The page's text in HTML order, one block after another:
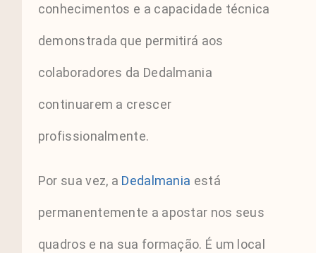
conhecimentos e a capacidade técnica
demonstrada que permitirá aos
colaboradores da Dedalmania
continuarem a crescer
profissionalmente.
Por sua vez, a Dedalmania está
permanentemente a apostar nos seus
quadros e na sua formação. É um local